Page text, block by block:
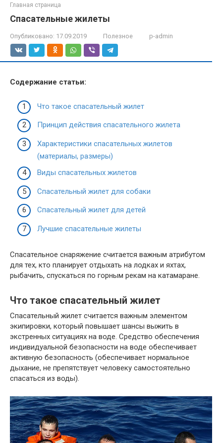
Главная страница
Спасательные жилеты
Опубликовано: 17.09.2019 Полезное p-admin
Содержание статьи:
Что такое спасательный жилет
Принцип действия спасательного жилета
Характеристики спасательных жилетов
(материалы, размеры)
Виды спасательных жилетов
Спасательный жилет для собаки
Спасательный жилет для детей
Лучшие спасательные жилеты
Спасательное снаряжение считается важным атрибутом
для тех, кто планирует отдыхать на лодках и яхтах,
рыбачить, спускаться по горным рекам на катамаране.
Что такое спасательный жилет
Спасательный жилет считается важным элементом
экипировки, который повышает шансы выжить в
экстренных ситуациях на воде. Средство обеспечения
индивидуальной безопасности на воде обеспечивает
активную безопасность (обеспечивает нормальное
дыхание, не препятствует человеку самостоятельно
спасаться из воды).